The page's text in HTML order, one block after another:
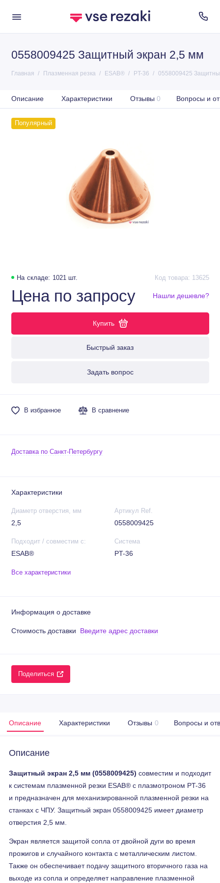
0558009425 Защитный экран 2,5 мм
Главная Плазменная резка ESAB® PT-36 0558009425
Описание Характеристики Отзывы 0 Вопросы и
Популярный
На складе: 1021 шт. Код товара: 13625
Цена по запросу
Купить
Быстрый заказ
Задать вопрос
Нашли дешевле?
В избранное В сравнение
Доставка по Санкт-Петербургу
Характеристики
Диаметр отверстия, мм
2,5
Артикул Ref.
0558009425
Подходит / совместим с:
ESAB®
Система
PT-36
Все характеристики
Информация о доставке
Стоимость доставки Введите адрес доставки
Поделиться
Описание Характеристики Отзывы 0 Вопросы и
Описание
Защитный экран 2,5 мм (0558009425) совместим и подходит
к системам плазменной резки ESAB® с плазмотроном PT-36
и предназначен для механизированной плазменной резки на
станках с ЧПУ. Защитный экран 0558009425 имеет диаметр
отверстия 2,5 мм.
Экран является защитой сопла от двойной дуги во время
прожигов и случайного контакта с металлическим листом.
Также он обеспечивает подачу защитного вторичного газа на
выходе из сопла и определяет направление плазменной